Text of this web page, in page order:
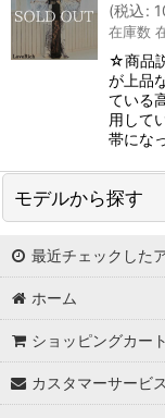
(税込:
在庫数
☆商品
が上品
ている
用して
帯にな
モデルから探す
PyunA.(ぴょな)
浦西ひかる
ゆめ
最近チェックした
ホーム
ショッピングカート
カスタマーサービス